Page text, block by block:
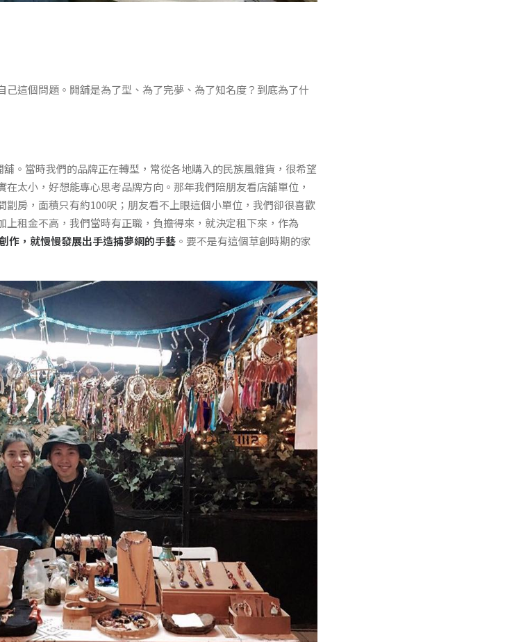
己這個問題。開舖是為了型、為了完夢、為了知名度？到底為了什
。當時我們的品牌正在轉型，常從各地購入的民族風雜貨，很希望
太小，好想能專心思考品牌方向。那年我們陪朋友看店舖單位，
房，面積只有約100呎；朋友看不上眼這個小單位，我們卻很喜歡
上租金不高，我們當時有正職，負擔得來，就決定租下來，作為
作，就慢慢發展出手造捕夢網的手藝 。要不是有這個草創時期的家